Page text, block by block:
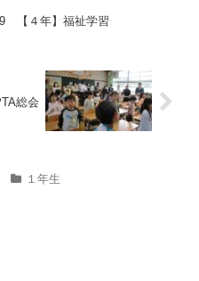
【４年】福祉学習
総会
１年生